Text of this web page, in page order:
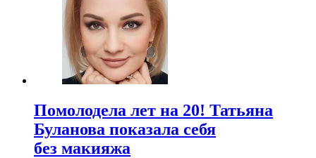
Помолодела лет на 20! Татьяна
Буланова показала себя
без макияжа